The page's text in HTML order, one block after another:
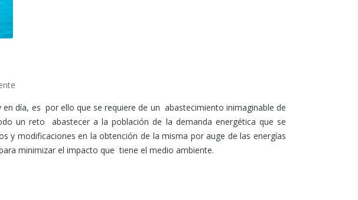
día, es por ello que se requiere de un abastecimiento inimaginable de
un reto abastecer a la población de la demanda energética que se
y modificaciones en la obtención de la misma por auge de las energías
minimizar el impacto que tiene el medio ambiente.